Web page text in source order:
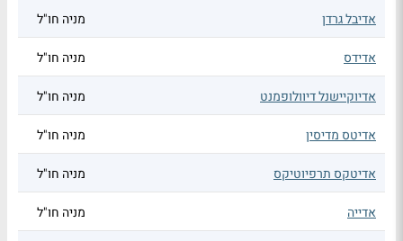
אדיבל גרדן מניה חו"ל
אדידס מניה חו"ל
אדיוקיישנל דיוולופמנט מניה חו"ל
אדיטס מדיסין מניה חו"ל
אדיטקס תרפיוטיקס מניה חו"ל
אדייה מניה חו"ל